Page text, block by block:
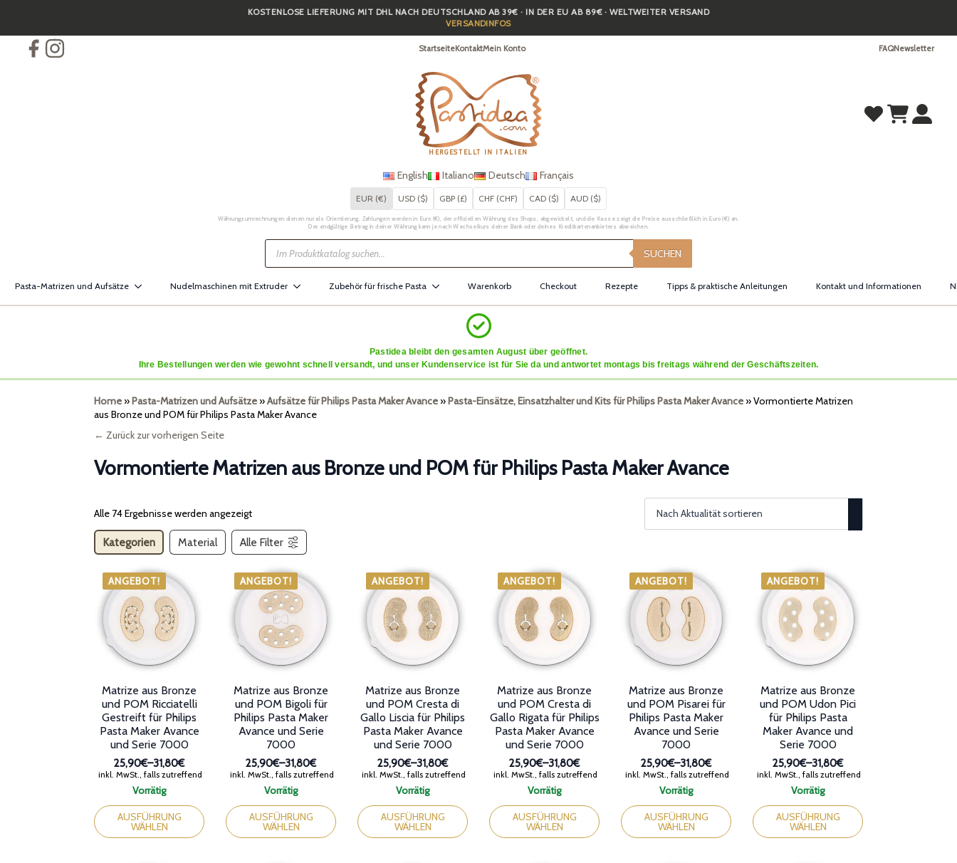
content
KOSTENLOSE LIEFERUNG MIT DHL NACH DEUTSCHLAND AB 39€ · IN DER EU AB 89€ · WELTWEITER VERSAND
VERSANDINFOS
StartseiteKontaktMein Konto FAQNewsletter
HERGESTELLT IN ITALIEN
English Italiano Deutsch Français
EUR (€) USD ($) GBP (£) CHF (CHF) CAD ($) AUD ($)
Währungsumrechnungen dienen nur als Orientierung. Zahlungen werden in Euro (€), der offiziellen Währung des Shops, abgewickelt, und die Kasse zeigt die Preise ausschließlich in Euro (€) an.
Der endgültige Betrag in deiner Währung kann je nach Wechselkurs deiner Bank oder deines Kreditkartenanbieters abweichen.
Products
search SUCHEN
Pasta-Matrizen und Aufsätze Nudelmaschinen mit Extruder Zubehör für frische Pasta Warenkorb Checkout Rezepte Tipps & praktische Anleitungen Kontakt und Informationen
Pastidea bleibt den gesamten August über geöffnet.
Ihre Bestellungen werden wie gewohnt schnell versandt, und unser Kundenservice ist für Sie da und antwortet montags bis freitags während der Geschäftszeiten.
Home»Pasta-Matrizen und Aufsätze»Aufsätze für Philips Pasta Maker Avance»Pasta-Einsätze, Einsatzhalter und Kits für Philips Pasta Maker Avance»Vormontierte Matrizen
aus Bronze und POM für Philips Pasta Maker Avance
← Zurück zur vorherigen Seite
Vormontierte Matrizen aus Bronze und POM für Philips Pasta Maker Avance
Alle 74 Ergebnisse werden angezeigt
Kategorien Material Alle Filter
ANGEBOT!
Vorrätig
Matrize aus Bronze
und POM Ricciatelli
Gestreift für Philips
Pasta Maker Avance
und Serie 7000
25,90€–31,80€
Preisspanne:
25,90€
31,80€
inkl. MwSt., falls zutreffend
AUSFÜHRUNG
WÄHLEN
Dieses
Produkt
weist
ANGEBOT!
Vorrätig
Matrize aus Bronze
und POM Bigoli für
Philips Pasta Maker
Avance und Serie
7000
25,90€–31,80€
Preisspanne:
25,90€
31,80€
inkl. MwSt., falls zutreffend
AUSFÜHRUNG
WÄHLEN
Dieses
Produkt
weist
ANGEBOT!
Vorrätig
Matrize aus Bronze
und POM Cresta di
Gallo Liscia für Philips
Pasta Maker Avance
und Serie 7000
25,90€–31,80€
Preisspanne:
25,90€
31,80€
inkl. MwSt., falls zutreffend
AUSFÜHRUNG
WÄHLEN
Dieses
Produkt
weist
ANGEBOT!
Vorrätig
Matrize aus Bronze
und POM Cresta di
Gallo Rigata für Philips
Pasta Maker Avance
und Serie 7000
25,90€–31,80€
Preisspanne:
25,90€
31,80€
inkl. MwSt., falls zutreffend
AUSFÜHRUNG
WÄHLEN
Dieses
Produkt
weist
ANGEBOT!
Vorrätig
Matrize aus Bronze
und POM Pisarei für
Philips Pasta Maker
Avance und Serie
7000
25,90€–31,80€
Preisspanne:
25,90€
31,80€
inkl. MwSt., falls zutreffend
AUSFÜHRUNG
WÄHLEN
Dieses
Produkt
weist
ANGEBOT!
Vorrätig
Matrize aus Bronze
und POM Udon Pici
für Philips Pasta
Maker Avance und
Serie 7000
25,90€–31,80€
Preisspanne:
25,90€
31,80€
inkl. MwSt., falls zutreffend
AUSFÜHRUNG
WÄHLEN
Dieses
Produkt
weist